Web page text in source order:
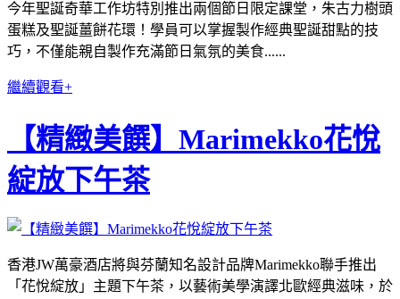
今年聖誕奇華工作坊特別推出兩個節日限定課堂，朱古力樹頭
蛋糕及聖誕薑餅花環！學員可以掌握製作經典聖誕甜點的技
巧，不僅能親自製作充滿節日氣氛的美食......
繼續觀看+
【精緻美饌】Marimekko花悅
綻放下午茶
香港JW萬豪酒店將與芬蘭知名設計品牌Marimekko聯手推出
「花悅綻放」主題下午茶，以藝術美學演譯北歐經典滋味，於